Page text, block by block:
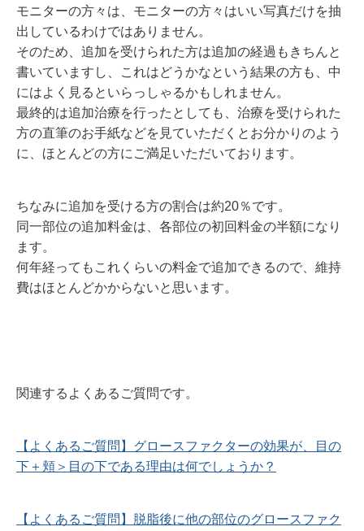
モニターの方々は、モニターの方々はいい写真だけを抽
出しているわけではありません。
そのため、追加を受けられた方は追加の経過もきちんと
書いていますし、これはどうかなという結果の方も、中
にはよく見るといらっしゃるかもしれません。
最終的は追加治療を行ったとしても、治療を受けられた
方の直筆のお手紙などを見ていただくとお分かりのよう
に、ほとんどの方にご満足いただいております。
ちなみに追加を受ける方の割合は約20％です。
同一部位の追加料金は、各部位の初回料金の半額になり
ます。
何年経ってもこれくらいの料金で追加できるので、維持
費はほとんどかからないと思います。
関連するよくあるご質問です。
【よくあるご質問】グロースファクターの効果が、目の
下＋頬＞目の下である理由は何でしょうか？
【よくあるご質問】脱脂後に他の部位のグロースファク